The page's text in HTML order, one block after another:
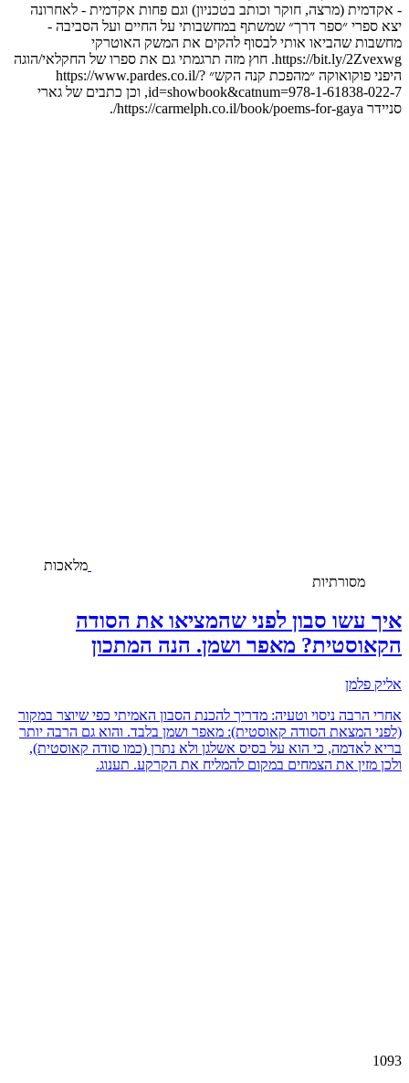
- אקדמית (מרצה, חוקר וכותב בטכניון) וגם פחות אקדמית - לאחרונה
יצא ספרי ״ספר דרך״ שמשתף במחשבותי על החיים ועל הסביבה -
מחשבות שהביאו אותי לבסוף להקים את המשק האוטרקי
https://bit.ly/2Zvexwg. חוץ מזה תרגמתי גם את ספרו של החקלאי/הוגה
היפני פוקואוקה ״מהפכת קנה הקש״ https://www.pardes.co.il/?
id=showbook&catnum=978-1-61838-022-7, וכן כתבים של גארי
סניידר https://carmelph.co.il/book/poems-for-gaya/.
מלאכות
מסורתיות
איך עשו סבון לפני שהמציאו את הסודה
הקאוסטית? מאפר ושמן. הנה המתכון
אליק פלמן
אחרי הרבה ניסוי וטעיה: מדריך להכנת הסבון האמיתי כפי שיוצר במקור
(לפני המצאת הסודה קאוסטית): מאפר ושמן בלבד. והוא גם הרבה יותר
בריא לאדמה, כי הוא על בסיס אשלגן ולא נתרן (כמו סודה קאוסטית),
ולכן מזין את הצמחים במקום להמליח את הקרקע. תענוג.
1093